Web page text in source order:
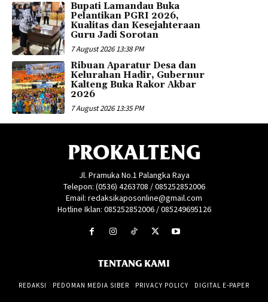
Bupati Lamandau Buka
Pelantikan PGRI 2026,
Kualitas dan Kesejahteraan
Guru Jadi Sorotan
7 August 2026 13:38 PM
Ribuan Aparatur Desa dan
Kelurahan Hadir, Gubernur
Kalteng Buka Rakor Akbar
2026
7 August 2026 13:35 PM
PROKALTENG
Jl. Pramuka No.1 Palangka Raya
Telepon: (0536) 4263708 / 085252852006
Email: redaksikaposonline@gmail.com
Hotline Iklan: 085252852006 / 085249695126
TENTANG KAMI
REDAKSI PEDOMAN MEDIA SIBER PRIVACY POLICY DIGITAL E-PAPER